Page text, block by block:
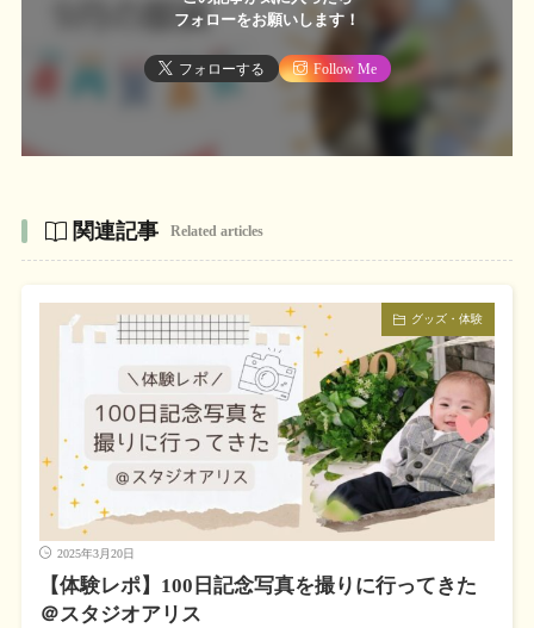
フォローをお願いします！
フォローする Follow Me
関連記事 Related articles
グッズ・体験
2025年3月20日
【体験レポ】100日記念写真を撮りに行ってきた
＠スタジオアリス